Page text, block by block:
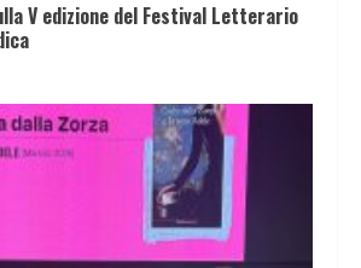
V edizione del Festival Letterario